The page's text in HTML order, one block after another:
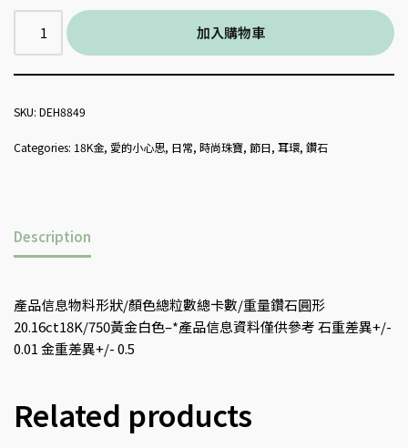
加入購物車
SKU: DEH8849
Categories: 18K金, 愛的小心思, 日常, 時尚珠寶, 節日, 耳環, 鑽石
Description
產品信息物料形狀/顏色總粒數總卡數/重量鑽石圓形
20.16ct18K/750黃金白色–*產品信息資料僅供參考 石重差異+/-
0.01 金重差異+/- 0.5
Related products